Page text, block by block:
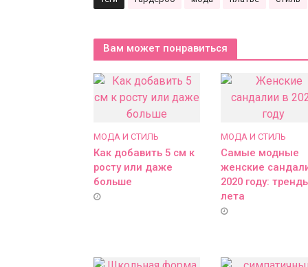
Вам может понравиться
МОДА И СТИЛЬ
Как добавить 5 см к
росту или даже
больше
МОДА И СТИЛЬ
Самые модные
женские
2020 году:
лета